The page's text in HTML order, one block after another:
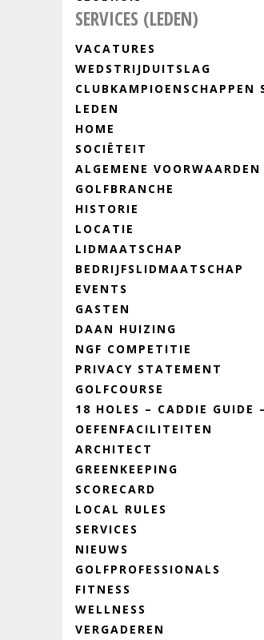
SERVICES (LEDEN)
VACATURES
WEDSTRIJDUITSLAG
CLUBKAMPIOENSCHAPPEN
LEDEN
HOME
SOCIËTEIT
ALGEMENE VOORWAARDEN
GOLFBRANCHE
HISTORIE
LOCATIE
LIDMAATSCHAP
BEDRIJFSLIDMAATSCHAP
EVENTS
GASTEN
DAAN HUIZING
NGF COMPETITIE
PRIVACY STATEMENT
GOLFCOURSE
18 HOLES – CADDIE GUIDE
OEFENFACILITEITEN
ARCHITECT
GREENKEEPING
SCORECARD
LOCAL RULES
SERVICES
NIEUWS
GOLFPROFESSIONALS
FITNESS
WELLNESS
VERGADEREN